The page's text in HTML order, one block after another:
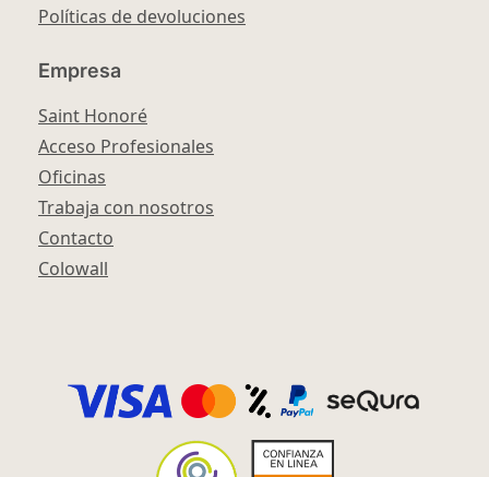
Políticas de devoluciones
Empresa
Saint Honoré
Acceso Profesionales
Oficinas
Trabaja con nosotros
Contacto
Colowall